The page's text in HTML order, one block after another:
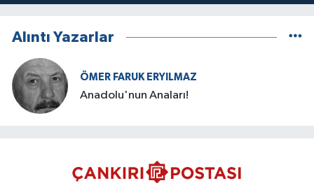
Alıntı Yazarlar
ÖMER FARUK ERYILMAZ
Anadolu'nun Anaları!